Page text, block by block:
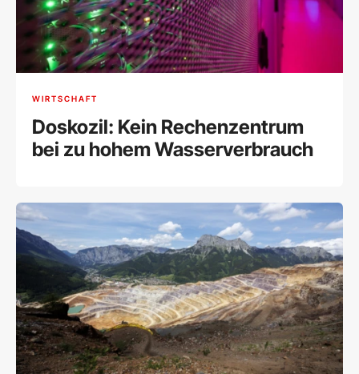
WIRTSCHAFT
Doskozil: Kein Rechenzentrum
bei zu hohem Wasserverbrauch